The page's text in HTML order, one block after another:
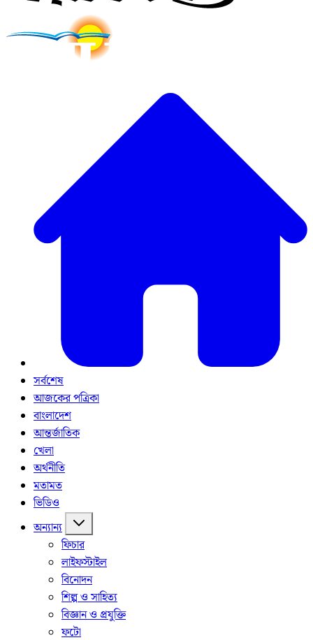
সর্বশেষ
আজকের পত্রিকা
বাংলাদেশ
আন্তর্জাতিক
খেলা
অর্থনীতি
মতামত
ভিডিও
অন্যান্য
ফিচার
লাইফস্টাইল
বিনোদন
শিল্প ও সাহিত্য
বিজ্ঞান ও প্রযুক্তি
ফটো